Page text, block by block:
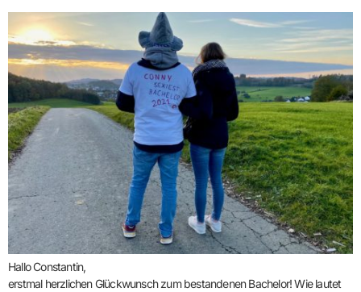
Hallo Constantin,
erstmal herzlichen Glückwunsch zum bestandenen Bachelor! Wie lautet